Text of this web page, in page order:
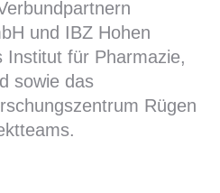
und IBZ Hohen
Institut für Pharmazie,
sowie das
Rügen